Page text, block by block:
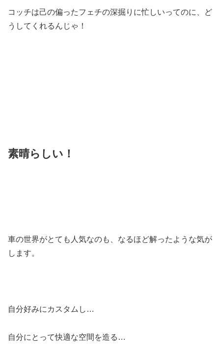
コッチは己の偏ったフェチの深掘りに忙しいってのに、ど
うしてくれるんじゃ！
素晴らしい！
車の世界がとても人気なのも、なるほど解ったような気が
します。
自分好みにカスタムし…
自分にとって快適な空間を造る…